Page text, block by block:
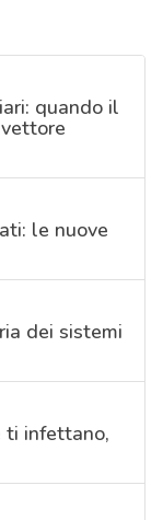
quando il
le nuove
dei sistemi
ti infettano,